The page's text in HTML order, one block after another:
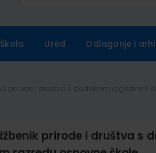
Škola Ured Odlaganje i
prirode i društva s